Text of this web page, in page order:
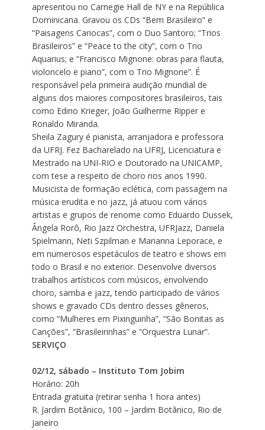
apresentou no Carnegie Hall de NY e na República
Dominicana. Gravou os CDs “Bem Brasileiro” e
“Paisagens Cariocas”, com o Duo Santoro; “Trios
Brasileiros” e “Peace to the city”, com o Trio
Aquarius; e “Francisco Mignone: obras para flauta,
violoncelo e piano”, com o Trio Mignone”. É
responsável pela primeira audição mundial de
alguns dos maiores compositores brasileiros, tais
como Edino Krieger, João Guilherme Ripper e
Ronaldo Miranda.
Sheila Zagury é pianista, arranjadora e professora
da UFRJ. Fez Bacharelado na UFRJ, Licenciatura e
Mestrado na UNI-RIO e Doutorado na UNICAMP,
com tese a respeito de choro nos anos 1990.
Musicista de formação eclética, com passagem na
música erudita e no jazz, já atuou com vários
artistas e grupos de renome como Eduardo Dussek,
Ângela Rorô, Rio Jazz Orchestra, UFRJazz, Daniela
Spielmann, Neti Szpilman e Marianna Leporace, e
em numerosos espetáculos de teatro e shows em
todo o Brasil e no exterior. Desenvolve diversos
trabalhos artísticos com músicos, envolvendo
choro, samba e jazz, tendo participado de vários
shows e gravado CDs dentro desses gêneros,
como “Mulheres em Pixinguinha”, “São Bonitas as
Canções”, “Brasileirinhas” e “Orquestra Lunar”.
SERVIÇO
02/12, sábado – Instituto Tom Jobim
Horário: 20h
Entrada gratuita (retirar senha 1 hora antes)
R. Jardim Botânico, 100 – Jardim Botânico, Rio de
Janeiro